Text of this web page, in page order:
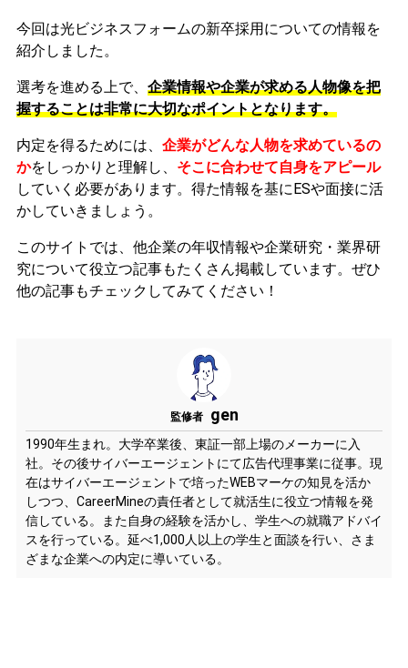
今回は光ビジネスフォームの新卒採用についての情報を
紹介しました。
選考を進める上で、 企業情報や企業が求める人物像を把
握することは非常に大切なポイントとなります。
内定を得るためには、 企業がどんな人物を求めているの
かをしっかりと理解し、 そこに合わせて自身をアピール
していく必要があります。 得た情報を基にESや面接に活
かしていきましょう。
このサイトでは、他企業の年収情報や企業研究・業界研
究について役立つ記事もたくさん掲載しています。ぜひ
他の記事もチェックしてみてください！
監修者 gen
1990年生まれ。大学卒業後、東証一部上場のメーカーに入
社。その後サイバーエージェントにて広告代理事業に従事。現
在はサイバーエージェントで培ったWEBマーケの知見を活か
しつつ、CareerMineの責任者として就活生に役立つ情報を発
信している。また自身の経験を活かし、学生への就職アドバイ
スを行っている。延べ1,000人以上の学生と面談を行い、さま
ざまな企業への内定に導いている。